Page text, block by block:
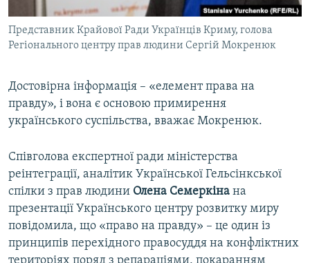
Представник Крайової Ради Українців Криму, голова
Регіонального центру прав людини Сергій Мокренюк
Достовірна інформація – «елемент права на
правду», і вона є основою примирення
українського суспільства, вважає Мокренюк.
Співголова експертної ради міністерства
реінтеграції, аналітик Української Гельсінкської
спілки з прав людини Олена Семеркіна на
презентації Українського центру розвитку миру
повідомила, що «право на правду» – це один із
принципів перехідного правосуддя на конфліктних